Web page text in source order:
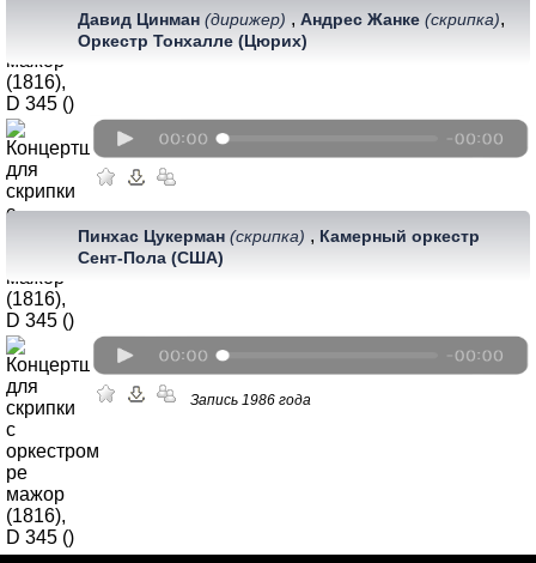
Давид Цинман (дирижер) , Андрес Жанке (скрипка),
Оркестр Тонхалле (Цюрих)
Пинхас Цукерман (скрипка) , Камерный оркестр
Сент-Пола (США)
Запись 1986 года